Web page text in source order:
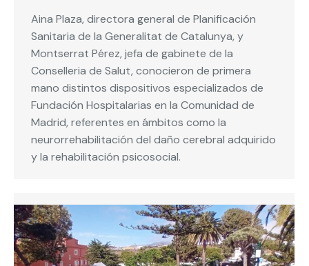
Aina Plaza, directora general de Planificación
Sanitaria de la Generalitat de Catalunya, y
Montserrat Pérez, jefa de gabinete de la
Conselleria de Salut, conocieron de primera
mano distintos dispositivos especializados de
Fundación Hospitalarias en la Comunidad de
Madrid, referentes en ámbitos como la
neurorrehabilitación del daño cerebral adquirido
y la rehabilitación psicosocial.